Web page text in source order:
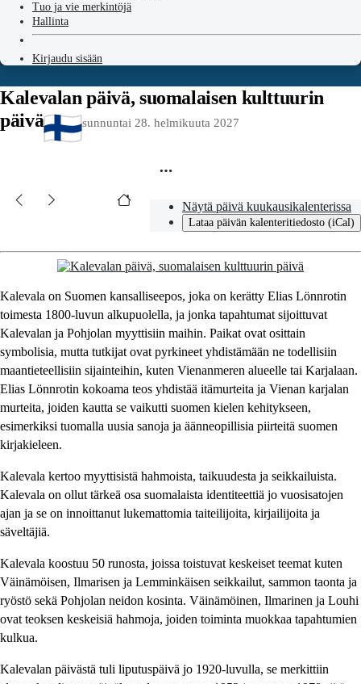
Tuo ja vie merkintöjä
Hallinta
Kirjaudu sisään
Kalevalan päivä, suomalaisen kulttuurin
päivä
sunnuntai 28. helmikuuta 2027
Näytä päivä kuukausikalenterissa
Lataa päivän kalenteritiedosto (iCal)
Kalevala on Suomen kansalliseepos, joka on kerätty Elias Lönnrotin
toimesta 1800-luvun alkupuolella, ja jonka tapahtumat sijoittuvat
Kalevalan ja Pohjolan myyttisiin maihin. Paikat ovat osittain
symbolisia, mutta tutkijat ovat pyrkineet yhdistämään ne todellisiin
maantieteellisiin sijainteihin, kuten Vienanmeren alueelle tai Karjalaan.
Elias Lönnrotin kokoama teos yhdistää itämurteita ja Vienan karjalan
murteita, joiden kautta se vaikutti suomen kielen kehitykseen,
esimerkiksi tuomalla uusia sanoja ja äänneopillisia piirteitä suomen
kirjakieleen.
Kalevala kertoo myyttisistä hahmoista, taikuudesta ja seikkailuista.
Kalevala on ollut tärkeä osa suomalaista identiteettiä jo vuosisatojen
ajan ja se on innoittanut lukemattomia taiteilijoita, kirjailijoita ja
säveltäjiä.
Kalevala koostuu 50 runosta, joissa toistuvat keskeiset teemat kuten
Väinämöisen, Ilmarisen ja Lemminkäisen seikkailut, sammon taonta ja
ryöstö sekä Pohjolan neidon kosinta. Väinämöinen, Ilmarinen ja Louhi
ovat teoksen keskeisiä hahmoja, joiden toiminta muokkaa tapahtumien
kulkua.
Kalevalan päivästä tuli liputuspäivä jo 1920-luvulla, se merkittiin